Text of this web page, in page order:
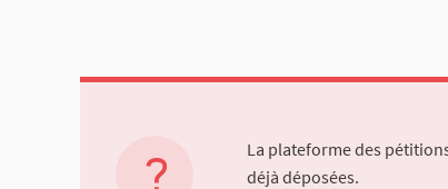
La plateforme des
déjà déposées.